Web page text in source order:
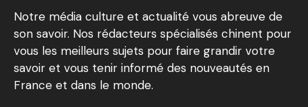
Notre média culture et actualité vous abreuve de
son savoir. Nos rédacteurs spécialisés chinent pour
vous les meilleurs sujets pour faire grandir votre
savoir et vous tenir informé des nouveautés en
France et dans le monde.